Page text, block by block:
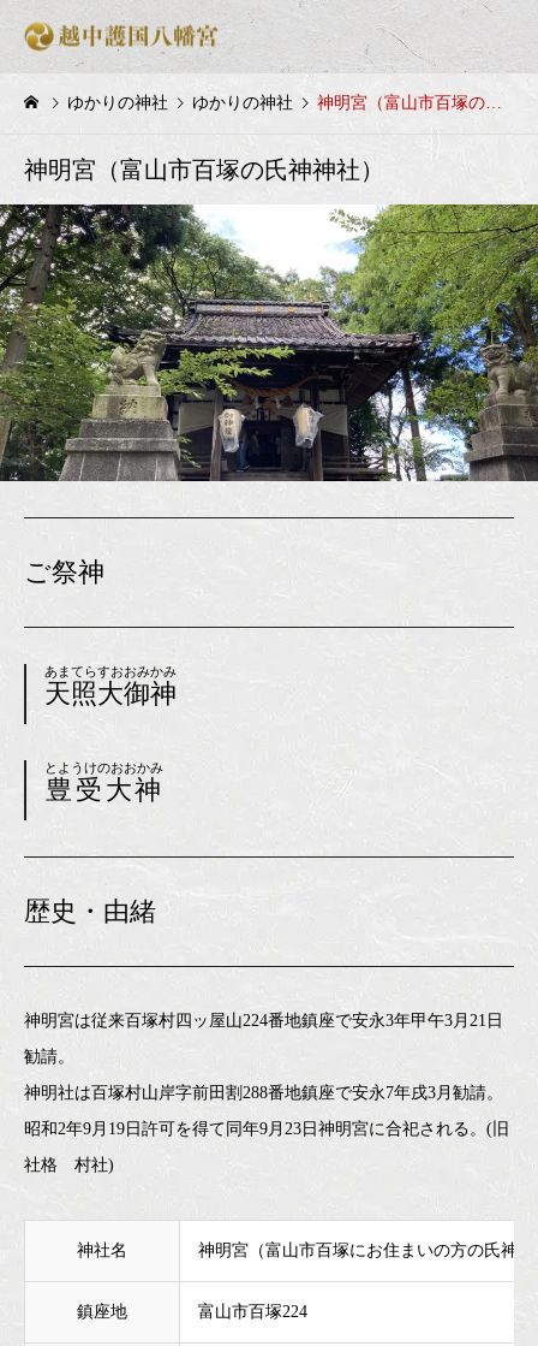
ゆかりの神社 ゆかりの神社 神明宮（富山市百塚の氏神神社）
神明宮（富山市百塚の氏神神社）
ご祭神
天照大御神
あまてらすおおみかみ
豊受大神
とようけのおおかみ
歴史・由緒
神明宮は従来百塚村四ッ屋山224番地鎮座で安永3年甲午3月21日
勧請。
神明社は百塚村山岸字前田割288番地鎮座で安永7年戌3月勧請。
昭和2年9月19日許可を得て同年9月23日神明宮に合祀される。(旧
社格 村社)
神社名 神明宮（富山市百塚にお住まいの方の氏神
鎮座地 富山市百塚224